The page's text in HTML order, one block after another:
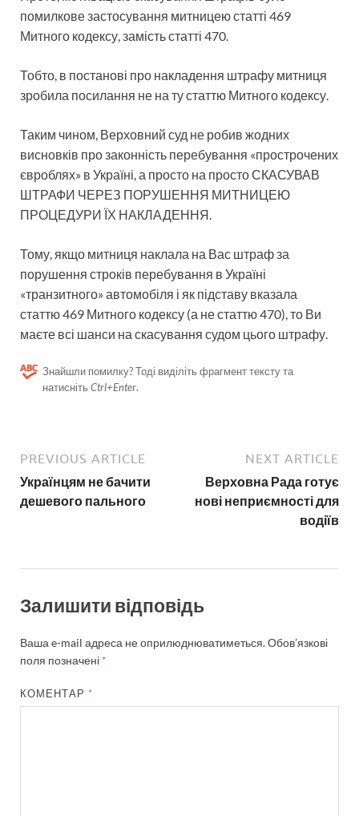
помилкове застосування митницею статті 469
Митного кодексу, замість статті 470.
Тобто, в постанові про накладення штрафу митниця
зробила посилання не на ту статтю Митного кодексу.
Таким чином, Верховний суд не робив жодних
висновків про законність перебування «прострочених
євроблях» в Україні, а просто на просто СКАСУВАВ
ШТРАФИ ЧЕРЕЗ ПОРУШЕННЯ МИТНИЦЕЮ
ПРОЦЕДУРИ ЇХ НАКЛАДЕННЯ.
Тому, якщо митниця наклала на Вас штраф за
порушення строків перебування в Україні
«транзитного» автомобіля і як підставу вказала
статтю 469 Митного кодексу (а не статтю 470), то Ви
маєте всі шанси на скасування судом цього штрафу.
Знайшли помилку? Тоді виділіть фрагмент тексту та
натисніть Ctrl+Enter.
PREVIOUS ARTICLE
Українцям не бачити
дешевого пального
NEXT ARTICLE
Верховна Рада готує
нові неприємності для
водіїв
Залишити відповідь
Ваша e-mail адреса не оприлюднюватиметься.Обов’язкові
поля позначені *
КОМЕНТАР *